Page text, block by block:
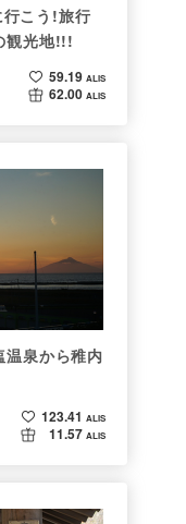
こう!旅行
観光地!!!
59.19 ALIS
62.00 ALIS
温泉から稚内
123.41 ALIS
11.57 ALIS